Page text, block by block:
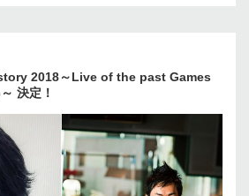
2018～Live of the past Games
決定！